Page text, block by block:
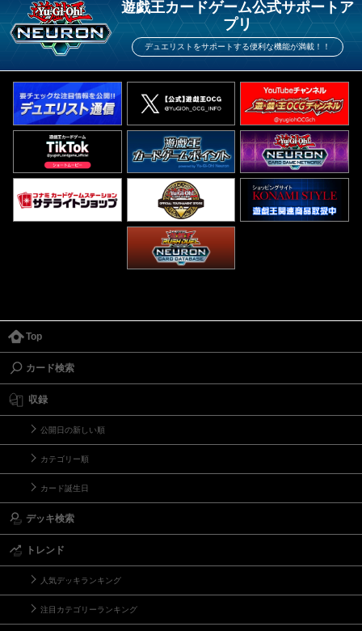
遊戯王カードゲーム公式サポートア
プリ
デュエリストをサポートする便利な機能が満載！！
Top
カード検索
収録
公開日の新しい順
カテゴリー順
カード誕生日
デッキ検索
トレンド
人気デッキランキング
注目カテゴリーランキング